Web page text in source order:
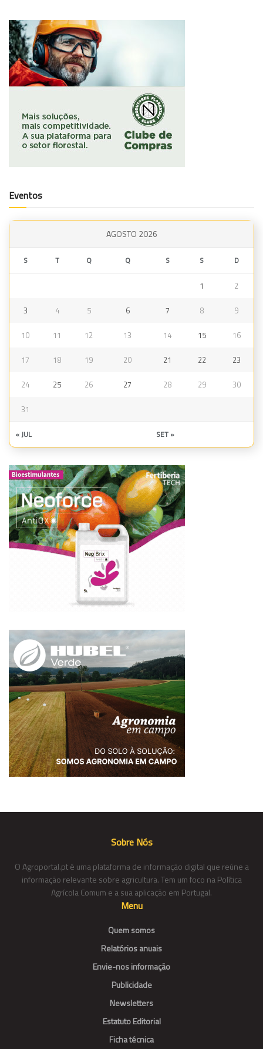
Eventos
AGOSTO 2026
S T Q Q S S D
1 2
3 4 5 6 7 8 9
10 11 12 13 14 15 16
17 18 19 20 21 22 23
24 25 26 27 28 29 30
31
« JUL SET »
Sobre Nós
O Agroportal.pt é uma plataforma de informação digital que reúne a
informação relevante sobre agricultura. Tem um foco na Política
Agrícola Comum e a sua aplicação em Portugal.
Menu
Quem somos
Relatórios anuais
Envie-nos informação
Publicidade
Newsletters
Estatuto Editorial
Ficha técnica